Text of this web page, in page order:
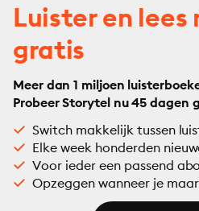
Luister en lees
gratis
Meer dan 1 miljoen
Probeer Storytel nu 45 dagen
Switch makkelijk tussen
Elke week honderden
Voor ieder een passend
Opzeggen wanneer je